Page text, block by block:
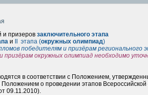
и призеров заключительного этапа
и II этапа (окружных олимпиад)
победителям и призёрам регионального
окружных олимпиад необходимо
в соответствии с Положением,
о проведении этапов
09.11.2010).